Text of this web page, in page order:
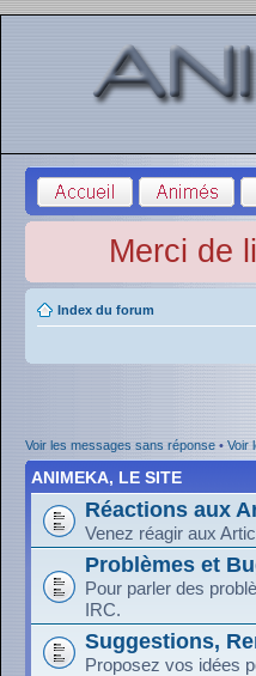
Merci de
Index du forum
Voir les messages sans réponse • Voir
ANIMEKA, LE SITE
Réactions aux
Venez réagir aux
Problèmes et
Pour parler des
IRC.
Suggestions,
Proposez vos idées